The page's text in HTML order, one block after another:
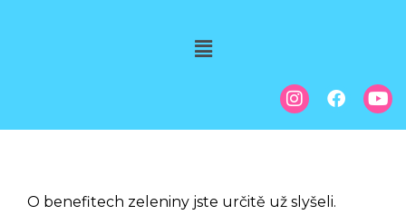
O benefitech zeleniny jste určitě už slyšeli.